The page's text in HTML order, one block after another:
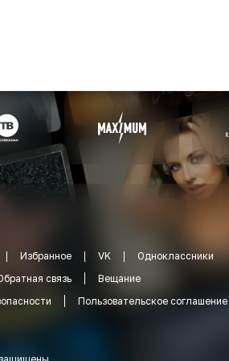
Избранное VK
Одноклассники
связь
Вещание
Пользовательское соглашение